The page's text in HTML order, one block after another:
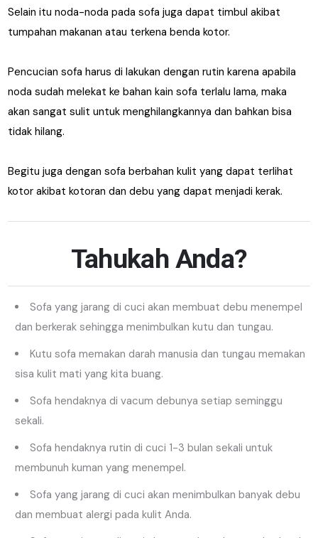
Selain itu noda-noda pada sofa juga dapat timbul akibat
tumpahan makanan atau terkena benda kotor.
Pencucian sofa harus di lakukan dengan rutin karena apabila
noda sudah melekat ke bahan kain sofa terlalu lama, maka
akan sangat sulit untuk menghilangkannya dan bahkan bisa
tidak hilang.
Begitu juga dengan sofa berbahan kulit yang dapat terlihat
kotor akibat kotoran dan debu yang dapat menjadi kerak.
Tahukah Anda?
Sofa yang jarang di cuci akan membuat debu menempel
dan berkerak sehingga menimbulkan kutu dan tungau.
Kutu sofa memakan darah manusia dan tungau memakan
sisa kulit mati yang kita buang.
Sofa hendaknya di vacum debunya setiap seminggu
sekali.
Sofa hendaknya rutin di cuci 1-3 bulan sekali untuk
membunuh kuman yang menempel.
Sofa yang jarang di cuci akan menimbulkan banyak debu
dan membuat alergi pada kulit Anda.